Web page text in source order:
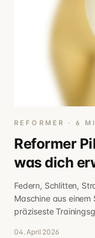
REFORMER · 6
Reformer
was dich
Federn, Schlitten,
Maschine aus
präziseste
04. April 2026